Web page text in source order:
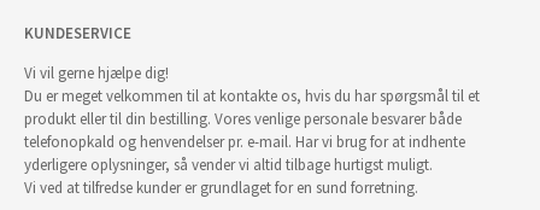
KUNDESERVICE
Vi vil gerne hjælpe dig!
Du er meget velkommen til at kontakte os, hvis du har spørgsmål til et
produkt eller til din bestilling. Vores venlige personale besvarer både
telefonopkald og henvendelser pr. e-mail. Har vi brug for at indhente
yderligere oplysninger, så vender vi altid tilbage hurtigst muligt.
Vi ved at tilfredse kunder er grundlaget for en sund forretning.